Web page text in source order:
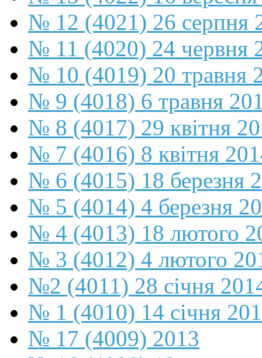
№ 12 (4021) 26 серпня
№ 11 (4020) 24 червня
№ 10 (4019) 20 травня
№ 9 (4018) 6 травня
№ 8 (4017) 29 квітня
№ 7 (4016) 8 квітня
№ 6 (4015) 18 березня
№ 5 (4014) 4 березня
№ 4 (4013) 18 лютого
№ 3 (4012) 4 лютого
№2 (4011) 28 січня
№ 1 (4010) 14 січня
№ 17 (4009) 2013